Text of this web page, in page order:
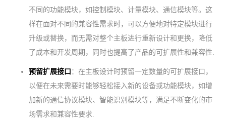
不同的功能模块，如控制模块、计量模块、通信模块等。这
样在面对不同的兼容性需求时，可以方便地对特定模块进行
升级或替换，而无需对整个主板进行重新设计和更换，降低
了成本和开发周期，同时也提高了产品的可扩展性和兼容性.
预留扩展接口：在主板设计时预留一定数量的可扩展接口，
以便在未来需要时能够轻松接入新的设备或功能模块，如增
加新的通信协议模块、智能识别模块等，满足不断变化的市
场需求和兼容性要求.